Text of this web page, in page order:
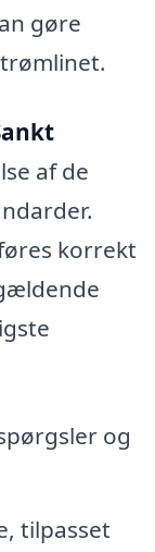
gøre
af de
korrekt
og
tilpasset